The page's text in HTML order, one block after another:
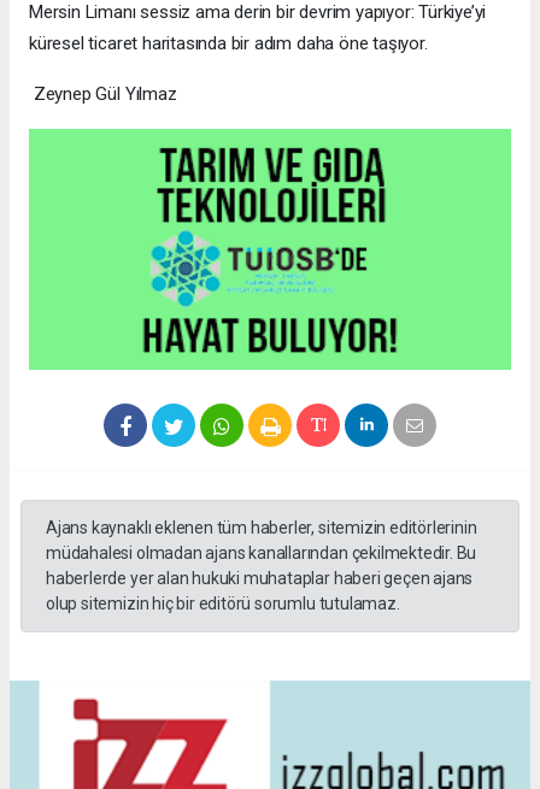
Mersin Limanı sessiz ama derin bir devrim yapıyor: Türkiye’yi
küresel ticaret haritasında bir adım daha öne taşıyor.
Zeynep Gül Yılmaz
Ajans kaynaklı eklenen tüm haberler, sitemizin editörlerinin
müdahalesi olmadan ajans kanallarından çekilmektedir. Bu
haberlerde yer alan hukuki muhataplar haberi geçen ajans
olup sitemizin hiç bir editörü sorumlu tutulamaz.